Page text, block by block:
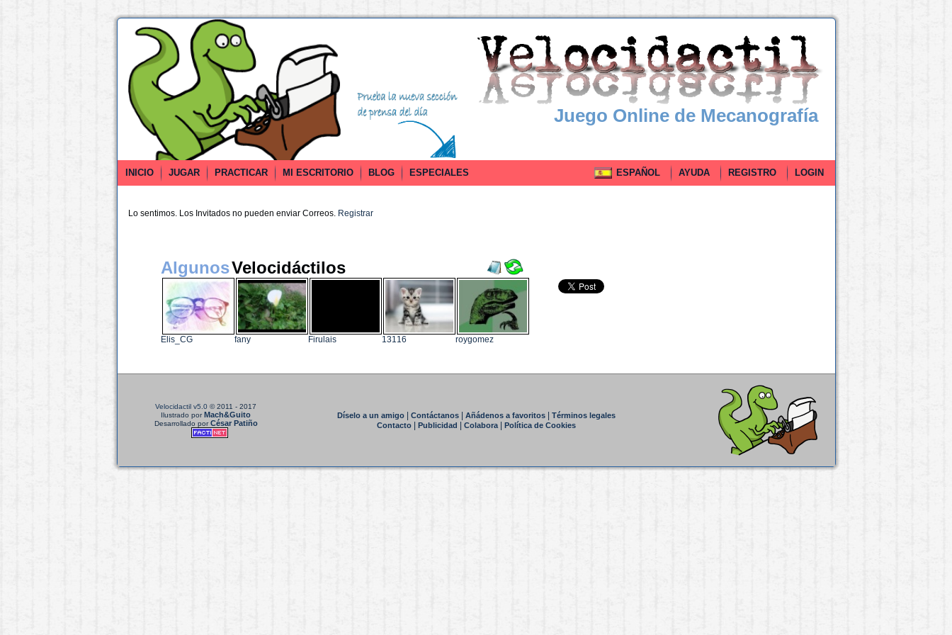
Juego Online de Mecanografía
INICIO JUGAR PRACTICAR MI ESCRITORIO BLOG ESPECIALES ESPAÑOL AYUDA REGISTRO LOGIN
Lo sentimos. Los Invitados no pueden enviar Correos. Registrar
AlgunosVelocidáctilos
Elis_CG fany Firulais 13116 roygomez
Velocidactil v5.0 © 2011 - 2017
Ilustrado porMach&Guito
Desarrollado porCésar Patiño
Díselo a un amigo| Contáctanos| Añádenos a favoritos|
Términos legales
Contacto| Publicidad Colabora| Política de Cookies